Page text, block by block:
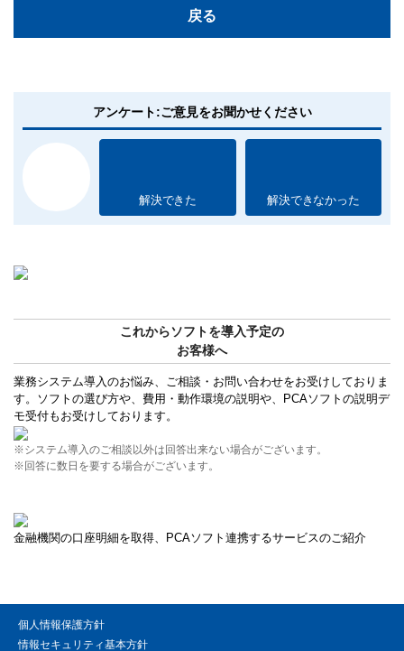
戻る
アンケート:ご意見をお聞かせください
解決できた 解決できなかった
これからソフトを導入予定の
お客様へ
業務システム導入のお悩み、ご相談・お問い合わせをお受けしておりま
す。ソフトの選び方や、費用・動作環境の説明や、PCAソフトの説明デ
モ受付もお受けしております。
※システム導入のご相談以外は回答出来ない場合がございます。
※回答に数日を要する場合がございます。
金融機関の口座明細を取得、PCAソフト連携するサービスのご紹介
個人情報保護方針
情報セキュリティ基本方針